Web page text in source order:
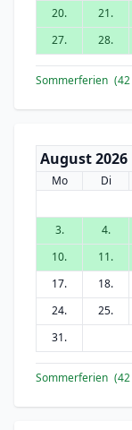
20.
21.
27.
28.
Sommerferien (42
August 2026
Mo Di
3.
4.
10.
11.
17.
18.
24.
25.
31.
Sommerferien (42